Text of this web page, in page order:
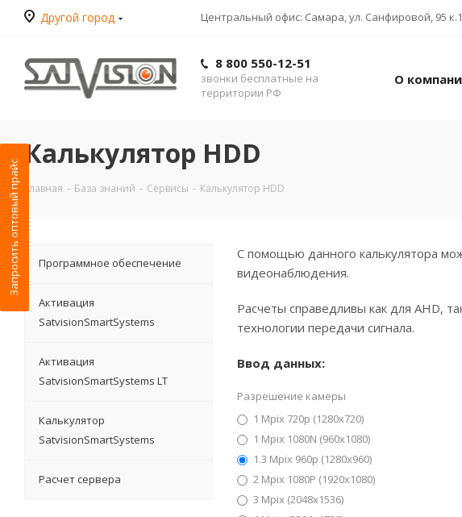
Другой город Центральный офис: Самара, ул. Санфировой, 95 к.1
8 800 550-12-51
звонки бесплатные на
территории РФ
О
Калькулятор HDD
Главная - База знаний - Сервисы - Калькулятор HDD
С помощью данного калькулятора
видеонаблюдения.
Расчеты справедливы как для AHD,
технологии передачи сигнала.
Ввод данных:
Разрешение камеры
1 Mpix 720p (1280x720)
1 Mpix 1080N (960х1080)
1.3 Mpix 960p (1280x960)
2 Mpix 1080P (1920x1080)
3 Mpix (2048x1536)
Программное обеспечение
Активация
SatvisionSmartSystems
Активация
SatvisionSmartSystems LT
Калькулятор
SatvisionSmartSystems
Расчет сервера
Запросить оптовый прайс